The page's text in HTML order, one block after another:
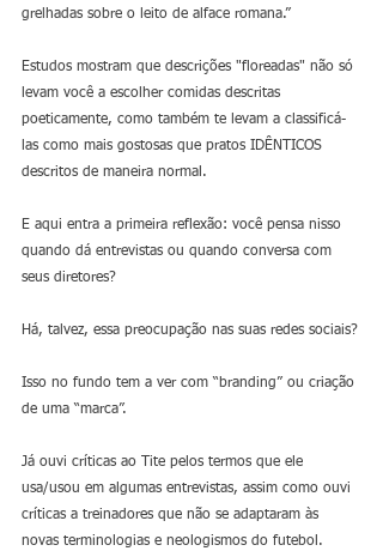
grelhadas sobre o leito de alface romana.”
Estudos mostram que descrições "floreadas" não só
levam você a escolher comidas descritas
poeticamente, como também te levam a classificá-
las como mais gostosas que pratos IDÊNTICOS
descritos de maneira normal.
E aqui entra a primeira reflexão: você pensa nisso
quando dá entrevistas ou quando conversa com
seus diretores?
Há, talvez, essa preocupação nas suas redes sociais?
Isso no fundo tem a ver com “branding” ou criação
de uma “marca”.
Já ouvi críticas ao Tite pelos termos que ele
usa/usou em algumas entrevistas, assim como ouvi
críticas a treinadores que não se adaptaram às
novas terminologias e neologismos do futebol.